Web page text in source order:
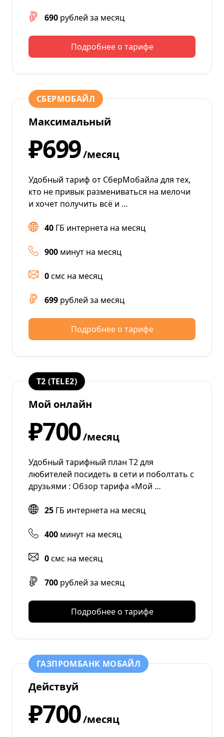
690 рублей за месяц
Подробнее о тарифе
СБЕРМОБАЙЛ
Максимальный
₽699/месяц
Удобный тариф от СберМобайла для тех,
кто не привык размениваться на мелочи
и хочет получить всё и …
40 ГБ интернета на месяц
900 минут на месяц
0смс на месяц
699 рублей за месяц
Подробнее о тарифе
T2 (TELE2)
Мой онлайн
₽700/месяц
Удобный тарифный план Т2 для
любителей посидеть в сети и поболтать с
друзьями : Обзор тарифа «Мой …
25 ГБ интернета на месяц
400 минут на месяц
0смс на месяц
700 рублей за месяц
Подробнее о тарифе
ГАЗПРОМБАНК МОБАЙЛ
Действуй
₽700/месяц